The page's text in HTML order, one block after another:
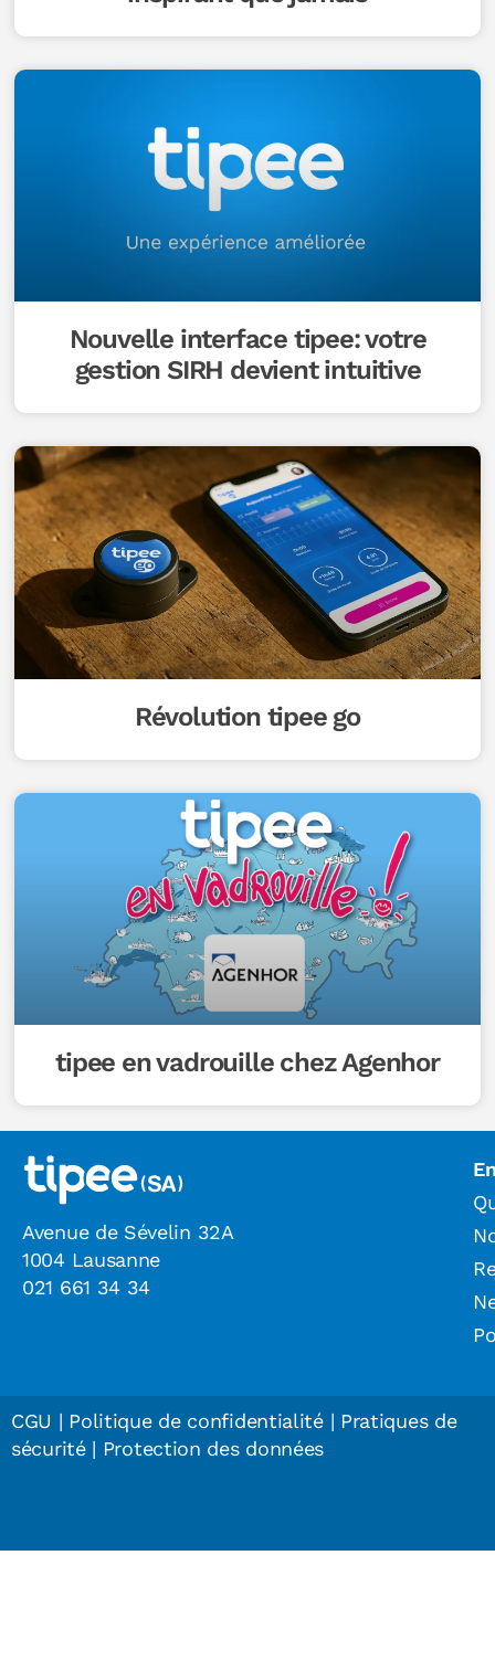
Nouvelle interface tipee: votre
gestion SIRH devient intuitive
Révolution tipee go
tipee en vadrouille chez Agenhor
Avenue de Sévelin 32A
1004 Lausanne
021 661 34 34
CGU | Politique de confidentialité| Pratiques de
sécurité| Protection des données